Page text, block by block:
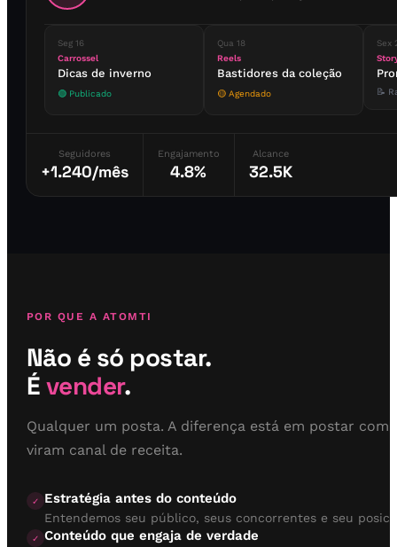
Seg 16
Carrossel
Dicas de inverno
🟢 Publicado
Qua 18
Reels
Bastidores da coleção
🟡 Agendado
Sex
📝
Seguidores
+1.240/mês
Engajamento
4.8%
Alcance
32.5K
POR QUE A ATOMTI
Não é só postar.
Évender.
Qualquer um posta. A diferença está em postar
viram canal de receita.
✓ Estratégia antes do conteúdo
Entendemos seu público, seus concorrentes e seu
✓ Conteúdo que engaja de verdade